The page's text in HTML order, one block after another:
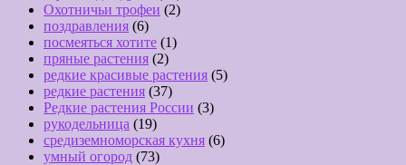
Охотничьи трофеи (2)
поздравления (6)
посмеяться хотите (1)
пряные растения (2)
редкие красивые растения (5)
редкие растения (37)
Редкие растения России (3)
рукодельница (19)
средиземноморская кухня (6)
умный огород (73)